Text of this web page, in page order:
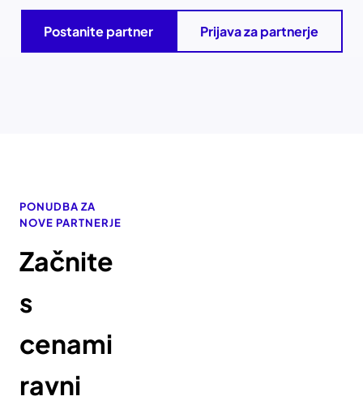
Postanite partner Prijava za partnerje
PONUDBA ZA
NOVE PARTNERJE
Začnite
s
cenami
ravni